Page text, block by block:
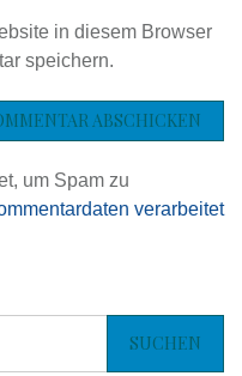
in diesem Browser
speichern.
um Spam zu
verarbeitet